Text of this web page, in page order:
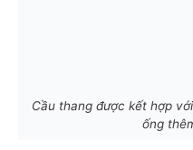
Cầu thang được kết hợp
ống